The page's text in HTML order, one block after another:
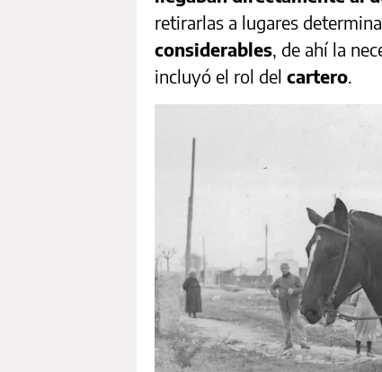
retirarlas a lugares
considerables, de ahí la
incluyó el rol del cartero.